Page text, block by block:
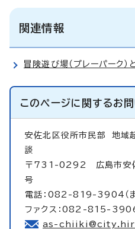
関連情報
冒険遊び場（プレーパーク）
このページに関するお
安佐北区役所市民部 地域
談
〒731-0292 広島市安
号
電話：082-819-3904（ま
ファクス：082-815-
as-